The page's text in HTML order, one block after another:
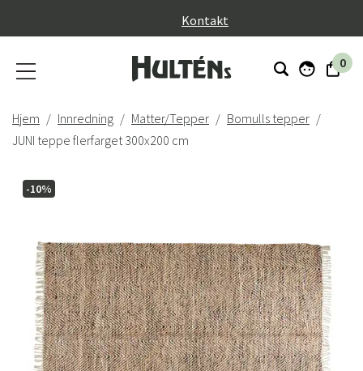
Kontakt
0
Hjem Innredning Matter/Tepper
Bomulls tepper
JUNI teppe flerfarget 300x200 cm
-10%